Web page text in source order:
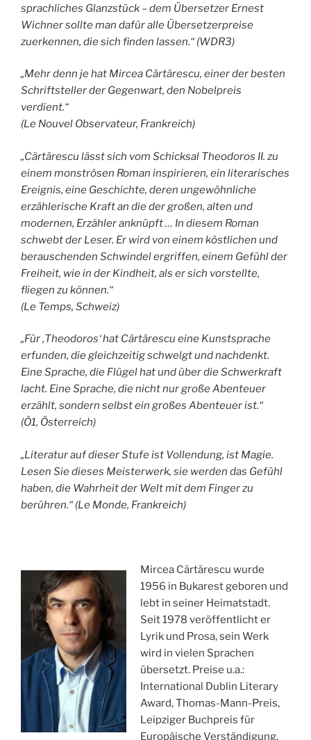
sprachliches Glanzstück – dem Übersetzer Ernest
Wichner sollte man dafür alle Übersetzerpreise
zuerkennen, die sich finden lassen.“ (WDR3)
„Mehr denn je hat Mircea Cărtărescu, einer der besten
Schriftsteller der Gegenwart, den Nobelpreis
verdient.“
(Le Nouvel Observateur, Frankreich)
„Cărtărescu lässt sich vom Schicksal Theodoros II. zu
einem monströsen Roman inspirieren, ein literarisches
Ereignis, eine Geschichte, deren ungewöhnliche
erzählerische Kraft an die der großen, alten und
modernen, Erzähler anknüpft … In diesem Roman
schwebt der Leser. Er wird von einem köstlichen und
berauschenden Schwindel ergriffen, einem Gefühl der
Freiheit, wie in der Kindheit, als er sich vorstellte,
fliegen zu können.“
(Le Temps, Schweiz)
„Für ‚Theodoros‘ hat Cărtărescu eine Kunstsprache
erfunden, die gleichzeitig schwelgt und nachdenkt.
Eine Sprache, die Flügel hat und über die Schwerkraft
lacht. Eine Sprache, die nicht nur große Abenteuer
erzählt, sondern selbst ein großes Abenteuer ist.“
(Ö1, Österreich)
„Literatur auf dieser Stufe ist Vollendung, ist Magie.
Lesen Sie dieses Meisterwerk, sie werden das Gefühl
haben, die Wahrheit der Welt mit dem Finger zu
berühren.“ (Le Monde, Frankreich)
Mircea Cărtărescu wurde
1956 in Bukarest geboren und
lebt in seiner Heimatstadt.
Seit 1978 veröffentlicht er
Lyrik und Prosa, sein Werk
wird in vielen Sprachen
übersetzt. Preise u.a.:
International Dublin Literary
Award, Thomas-Mann-Preis,
Leipziger Buchpreis für
Europäische Verständigung,